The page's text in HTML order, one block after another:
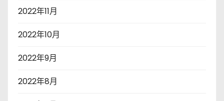
2022年11月
2022年10月
2022年9月
2022年8月